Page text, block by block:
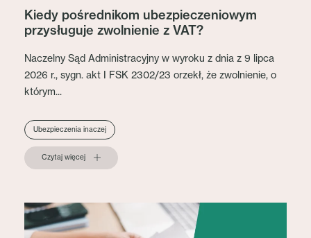
Kiedy pośrednikom ubezpieczeniowym
przysługuje zwolnienie z VAT?
Naczelny Sąd Administracyjny w wyroku z dnia z 9 lipca
2026 r., sygn. akt I FSK 2302/23 orzekł, że zwolnienie, o
którym...
Ubezpieczenia inaczej
Czytaj więcej